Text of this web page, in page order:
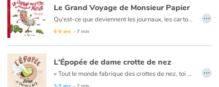
Famille
Écoles
Médiathèques
Vidéos & Tutoriaux
Le Grand Voyage de Monsieur Papier
Qu'est-ce que deviennent les journaux, les cartons et tous les vieux papiers une fois que nous les avons déposés dans le bac de recyclage ? Venez le découvrir dans
6-8 ans - 7 min
…
L'Épopée de dame crotte de nez
« Tout le monde fabrique des crottes de nez, toi aussi. Mais c'est quoi, au juste? » À travers …